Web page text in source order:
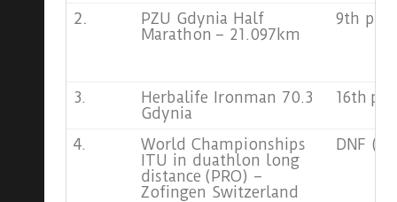
2.
PZU Gdynia Half
Marathon – 21.097km
9th
3.
Herbalife Ironman 70.3
Gdynia
16th
4.
World Championships
ITU in duathlon long
distance (PRO) –
Zofingen Switzerland
DNF